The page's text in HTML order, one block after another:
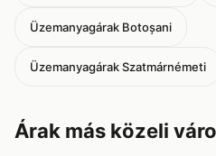
Üzemanyagárak Botoșani
Üzemanyagárak Szatmárnémeti
Árak más közeli